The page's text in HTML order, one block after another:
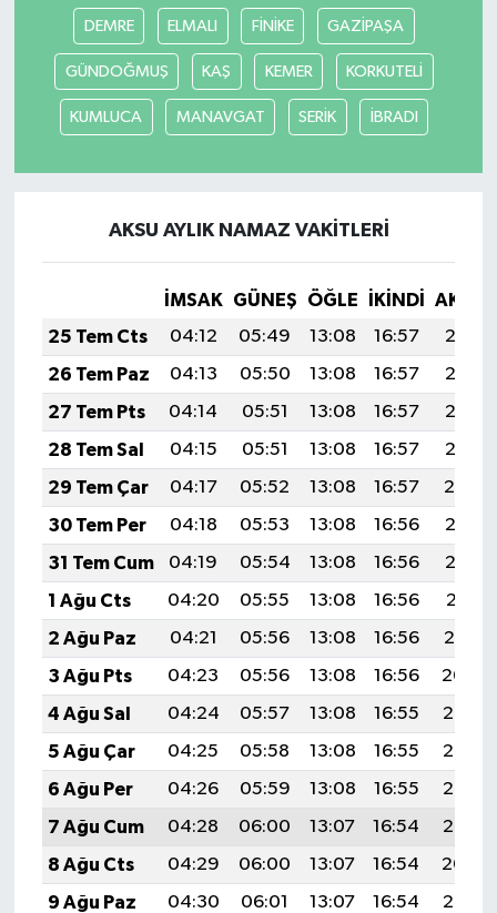
DEMRE ELMALI FİNİKE GAZİPAŞA
GÜNDOĞMUŞ KAŞ KEMER KORKUTELİ
KUMLUCA MANAVGAT SERİK İBRADI
AKSU AYLIK NAMAZ VAKITLERI
İMSAK GÜNEŞ ÖĞLE İKINDI
25 Tem Cts
04:12 05:49 13:08 16:57
20:17
26 Tem Paz
04:13 05:50 13:08 16:57
20:17
27 Tem Pts
04:14 05:51 13:08 16:57
20:16
28 Tem Sal
04:15 05:51 13:08 16:57
20:15
29 Tem Çar
04:17 05:52 13:08 16:57
20:14
30 Tem Per
04:18 05:53 13:08 16:56
20:13
31 Tem Cum
04:19 05:54 13:08 16:56
20:12
1 Ağu Cts
04:20 05:55 13:08 16:56
20:11
2 Ağu Paz
04:21 05:56 13:08 16:56
20:10
3 Ağu Pts
04:23 05:56 13:08 16:56
20:09
4 Ağu Sal
04:24 05:57 13:08 16:55
20:08
5 Ağu Çar
04:25 05:58 13:08 16:55
20:07
6 Ağu Per
04:26 05:59 13:08 16:55
20:06
7 Ağu Cum
04:28 06:00 13:07 16:54
20:05
8 Ağu Cts
04:29 06:00 13:07 16:54
20:04
9 Ağu Paz
04:30 06:01 13:07 16:54
20:03